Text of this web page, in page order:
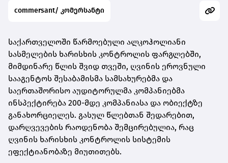
commersant/ კომერსანტი
საქართველოში წარმოებული ალკოჰოლიანი
სასმელების ხარისხის კონტროლის ფარგლებში,
მიმდინარე წლის შვიდ თვეში, ღვინის ეროვნული
სააგენტოს შესაბამისმა სამსახურებმა და
საერთაშორისო აუდიტორულმა კომპანიებმა
ინსპექტირება 200-მდე კომპანიასა და ობიექტზე
განახორციელეს. გასულ წლებთან შედარებით,
დარღვევების რაოდენობა შემცირებულია, რაც
ღვინის ხარისხის კონტროლის სისტემის
ეფექტიანობაზე მიუთითებს.